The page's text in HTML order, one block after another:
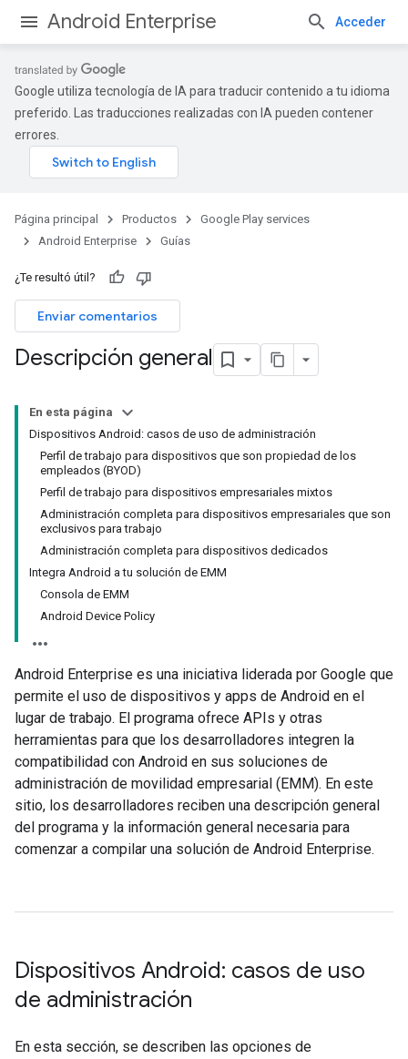
Android Enterprise Acceder
Google utiliza tecnología de IA para traducir contenido a tu idioma
preferido. Las traducciones realizadas con IA pueden contener
errores.
Página principal Productos
Google Play services
Android Enterprise
Guías
¿Te resultó útil?
Enviar comentarios
Descripción general
En esta página
Dispositivos Android: casos de uso de administración
Perfil de trabajo para dispositivos que son propiedad de los
empleados (BYOD)
Perfil de trabajo para dispositivos empresariales mixtos
Administración completa para dispositivos empresariales que son
exclusivos para trabajo
Administración completa para dispositivos dedicados
Integra Android a tu solución de EMM
Consola de EMM
Android Device Policy
Android Enterprise es una iniciativa liderada por Google que
permite el uso de dispositivos y apps de Android en el
lugar de trabajo. El programa ofrece APIs y otras
herramientas para que los desarrolladores integren la
compatibilidad con Android en sus soluciones de
administración de movilidad empresarial (EMM). En este
sitio, los desarrolladores reciben una descripción general
del programa y la información general necesaria para
comenzar a compilar una solución de Android Enterprise.
Dispositivos Android: casos de uso
de administración
En esta sección, se describen las opciones de